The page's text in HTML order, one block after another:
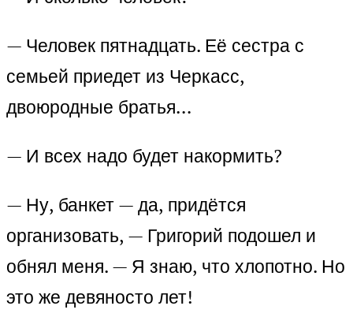
— Человек пятнадцать. Её сестра с
семьей приедет из Черкасс,
двоюродные братья…
— И всех надо будет накормить?
— Ну, банкет — да, придётся
организовать, — Григорий подошел и
обнял меня. — Я знаю, что хлопотно. Но
это же девяносто лет!